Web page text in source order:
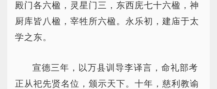
殿门各六楹，灵星门三，东西庑七十六楹，神
厨库皆八楹，宰牲所六楹。永乐初，建庙于太
学之东。
宣德三年，以万县训导李译言，命礼部考
正从祀先贤名位，颁示天下。十年，慈利教谕